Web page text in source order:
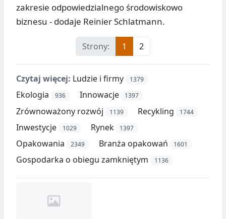
zakresie odpowiedzialnego środowiskowo
biznesu - dodaje Reinier Schlatmann.
Strony: 1 2
Czytaj więcej: Ludzie i firmy 1379
Ekologia 936 Innowacje 1397
Zrównoważony rozwój 1139 Recykling 1744
Inwestycje 1029 Rynek 1397
Opakowania 2349 Branża opakowań 1601
Gospodarka o obiegu zamkniętym 1136